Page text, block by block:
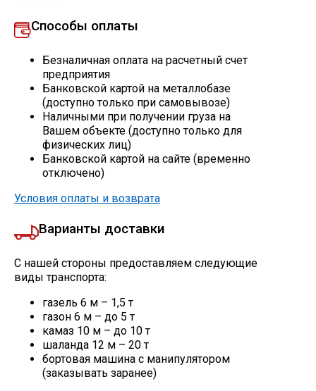
Сетка кладочная
Круги абразивные
Электроды
Проволока
Остальное
Нержавейка
Алюминиевый прокат
Способы оплаты
Безналичная оплата на расчетный счет
предприятия
Банковской картой на металлобазе
(доступно только при самовывозе)
Наличными при получении груза на
Вашем объекте (доступно только для
физических лиц)
Банковской картой на сайте (временно
отключено)
Условия оплаты и возврата
Варианты доставки
С нашей стороны предоставляем следующие
виды транспорта:
газель 6 м – 1,5 т
газон 6 м – до 5 т
камаз 10 м – до 10 т
шаланда 12 м – 20 т
бортовая машина с манипулятором
(заказывать заранее)